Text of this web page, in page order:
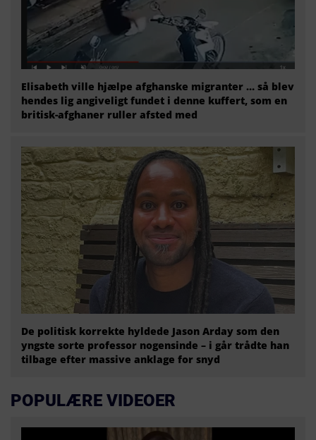
Elisabeth ville hjælpe afghanske migranter … så blev
hendes lig angiveligt fundet i denne kuffert, som en
britisk-afghaner ruller afsted med
De politisk korrekte hyldede Jason Arday som den
yngste sorte professor nogensinde – i går trådte han
tilbage efter massive anklage for snyd
POPULÆRE VIDEOER